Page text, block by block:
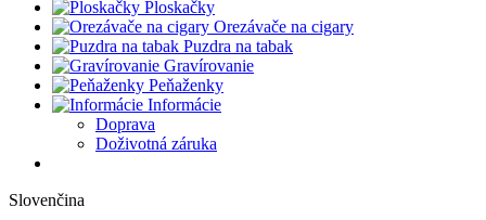
Ploskačky
Orezávače na cigary
Puzdra na tabak
Gravírovanie
Peňaženky
Informácie
Doprava
Doživotná záruka
Slovenčina